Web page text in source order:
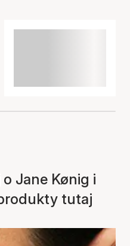
Jane Kønig i
tutaj